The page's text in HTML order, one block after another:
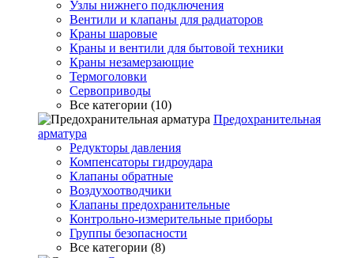
Узлы нижнего подключения
Вентили и клапаны для радиаторов
Краны шаровые
Краны и вентили для бытовой техники
Краны незамерзающие
Термоголовки
Сервоприводы
Все категории (10)
Предохранительная
арматура
Редукторы давления
Компенсаторы гидроудара
Клапаны обратные
Воздухоотводчики
Клапаны предохранительные
Контрольно-измерительные приборы
Группы безопасности
Все категории (8)